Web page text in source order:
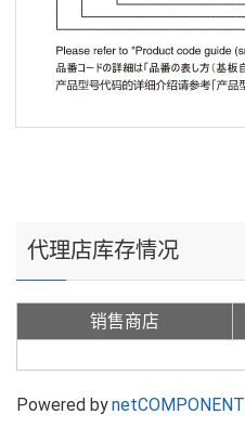
代理店库存情况
销售商店
Powered by